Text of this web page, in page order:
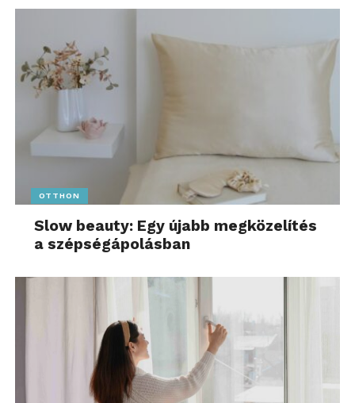
OTTHON
Slow beauty: Egy újabb megközelítés
a szépségápolásban